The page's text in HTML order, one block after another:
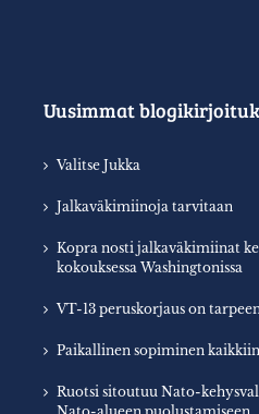
Uusimmat
Valitse Jukka
Jalkaväkimiinoja tarvitaan
Kopra nosti jalkaväkimiinat
kokouksessa Washingtonissa
VT-13 peruskorjaus on
Paikallinen sopiminen
Ruotsi sitoutuu Nato-